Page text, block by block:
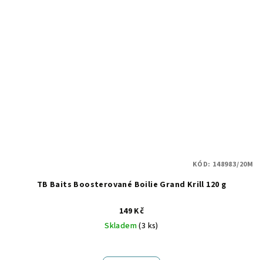
TB Baits Boosterované Boilie Grand Krill 120 g
149 Kč
Skladem(3 ks)
KÓD: 148983/20M